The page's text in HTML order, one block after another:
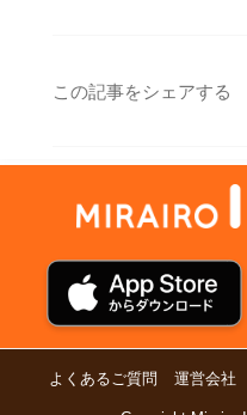
この記事をシェアする
よくあるご質問 運営会社